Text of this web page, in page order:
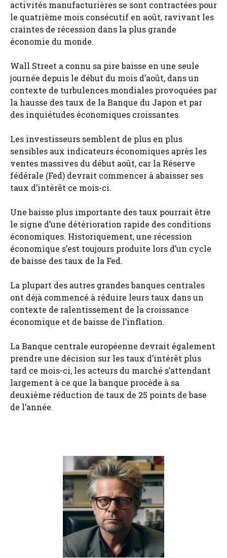
activités manufacturières se sont contractées pour
le quatrième mois consécutif en août, ravivant les
craintes de récession dans la plus grande
économie du monde.
Wall Street a connu sa pire baisse en une seule
journée depuis le début du mois d’août, dans un
contexte de turbulences mondiales provoquées par
la hausse des taux de la Banque du Japon et par
des inquiétudes économiques croissantes.
Les investisseurs semblent de plus en plus
sensibles aux indicateurs économiques après les
ventes massives du début août, car la Réserve
fédérale (Fed) devrait commencer à abaisser ses
taux d’intérêt ce mois-ci.
Une baisse plus importante des taux pourrait être
le signe d’une détérioration rapide des conditions
économiques. Historiquement, une récession
économique s’est toujours produite lors d’un cycle
de baisse des taux de la Fed.
La plupart des autres grandes banques centrales
ont déjà commencé à réduire leurs taux dans un
contexte de ralentissement de la croissance
économique et de baisse de l’inflation.
La Banque centrale européenne devrait également
prendre une décision sur les taux d’intérêt plus
tard ce mois-ci, les acteurs du marché s’attendant
largement à ce que la banque procède à sa
deuxième réduction de taux de 25 points de base
de l’année.